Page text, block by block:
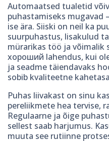
Automaatsed tualetid
puhastamiseks mugavad
ise ära. Siiski on neil ka
suurpuhastus, lisakulud
mürarikas töö ja võimalik
хороший lahendus, kui
ja seadme täiendavaks
sobib kvaliteetne
Puhas liivakast on sinu
pereliikmete hea tervise,
Regulaarne ja õige
sellest saab harjumus.
muuta see rutiinne